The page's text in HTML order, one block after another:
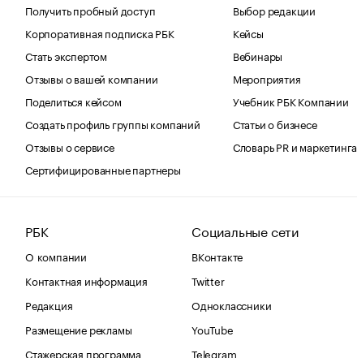
Получить пробный доступ
Корпоративная подписка РБК
Стать экспертом
Отзывы о вашей компании
Поделиться кейсом
Создать профиль группы компаний
Отзывы о сервисе
Сертифицированные партнеры
Выбор редакции
Кейсы
Вебинары
Мероприятия
Учебник РБК Компании
Статьи о бизнесе
Словарь PR и маркетинга
РБК
О компании
Контактная информация
Редакция
Размещение рекламы
Стажерская программа
Социальные сети
ВКонтакте
Twitter
Одноклассники
YouTube
Telegram